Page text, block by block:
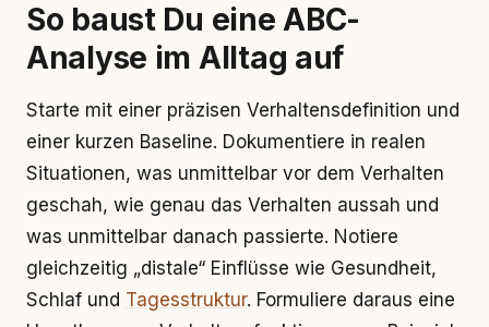
So baust Du eine ABC-
Analyse im Alltag auf
Starte mit einer präzisen Verhaltensdefinition und
einer kurzen Baseline. Dokumentiere in realen
Situationen, was unmittelbar vor dem Verhalten
geschah, wie genau das Verhalten aussah und
was unmittelbar danach passierte. Notiere
gleichzeitig „distale“ Einflüsse wie Gesundheit,
Schlaf und Tagesstruktur. Formuliere daraus eine